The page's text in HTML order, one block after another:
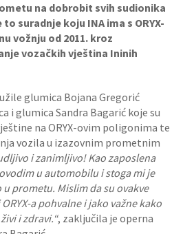
na dobrobit svih sudionika
suradnje koju INA ima s ORYX-
vožnju od 2011. kroz
vozačkih vještina Ininih
glumica Bojana Gregorić
i glumica Sandra Bagarić koje su
na ORYX-ovim poligonima te
vozila u izazovnim prometnim
i zanimljivo! Kao zaposlena
u automobilu i stoga mi je
prometu. Mislim da su ovakve
a pohvalne i jako važne kako
i zdravi.“, zaključila je operna